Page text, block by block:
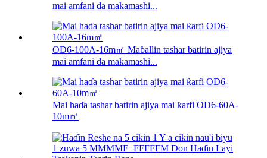
mai amfani da makamashi...
OD6-100A-16m㎡ Maɓallin tashar batirin ajiya
mai amfani da makamashi...
Mai haɗa tashar batirin ajiya mai ƙarfi OD6-60A-
10m㎡